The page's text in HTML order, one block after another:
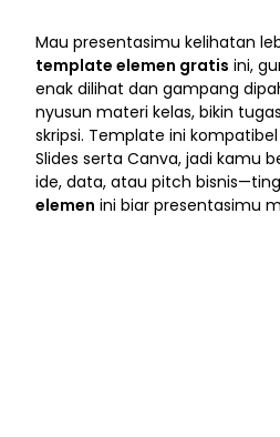
Mau presentasimu kelihatan
template elemen gratis ini,
enak dilihat dan gampang
nyusun materi kelas, bikin
skripsi. Template ini
Slides serta Canva, jadi kamu
ide, data, atau pitch
elemen ini biar presentasimu